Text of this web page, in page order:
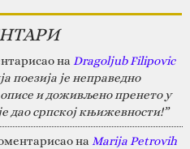
на Dragoljub Filipovic
поезија је неправедно
и доживљено пренето у
дао српској књижевности!”
на Marija Petrovih